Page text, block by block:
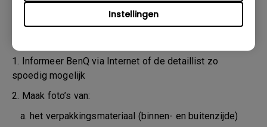
Instellingen
volgende informatie gereed te hebben.
Dit zal ons helpen uit te vinden of de schade is ontstaan
1. Informeer BenQ via Internet of de detaillist zo
spoedig mogelijk
2. Maak foto’s van:
a. het verpakkingsmateriaal (binnen- en buitenzijde)